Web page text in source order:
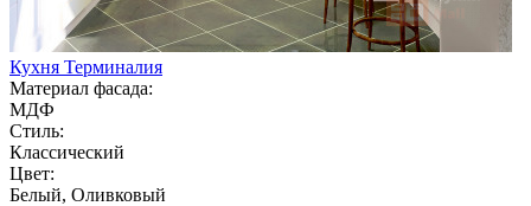
Кухня Терминалия
Материал фасада:
МДФ
Стиль:
Классический
Цвет:
Белый, Оливковый